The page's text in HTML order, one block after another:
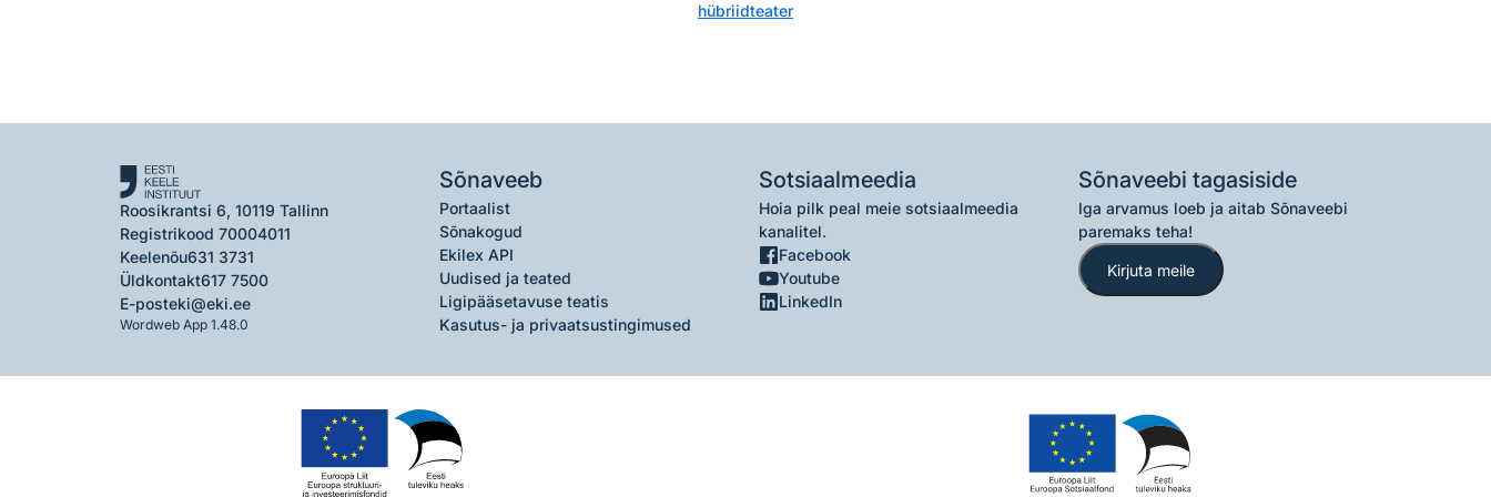
hübriidteater
Roosikrantsi 6, 10119 Tallinn
Registrikood 70004011
Keelenõu631 3731
Üldkontakt617 7500
E-posteki@eki.ee
Wordweb App 1.48.0
Sõnaveeb
Portaalist
Sõnakogud
Ekilex API
Uudised ja teated
Ligipääsetavuse teatis
Kasutus- ja privaatsustingimused
Sotsiaalmeedia
Hoia pilk peal meie sotsiaalmeedia
kanalitel.
Facebook
Youtube
LinkedIn
Sõnaveebi tagasiside
Iga arvamus loeb ja aitab Sõnaveebi
paremaks teha!
Kirjuta meile